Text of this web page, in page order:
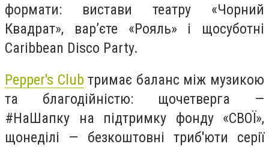
формати: вистави театру «Чорний
Квадрат», вар’єте «Рояль» і щосуботні
Caribbean Disco Party.
Pepper's Club тримає баланс між музикою
та благодійністю: щочетверга —
#НаШапку на підтримку фонду «СВОЇ»,
щонеділі — безкоштовні триб'юти серії